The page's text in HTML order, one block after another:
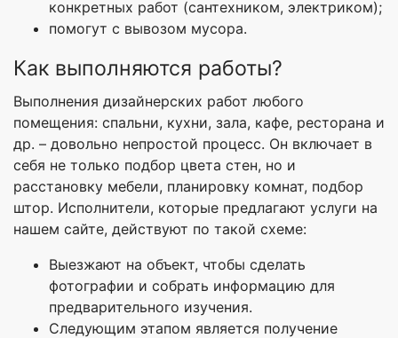
конкретных работ (сантехником, электриком);
помогут с вывозом мусора.
Как выполняются работы?
Выполнения дизайнерских работ любого
помещения: спальни, кухни, зала, кафе, ресторана и
др. – довольно непростой процесс. Он включает в
себя не только подбор цвета стен, но и
расстановку мебели, планировку комнат, подбор
штор. Исполнители, которые предлагают услуги на
нашем сайте, действуют по такой схеме:
Выезжают на объект, чтобы сделать
фотографии и собрать информацию для
предварительного изучения.
Следующим этапом является получение